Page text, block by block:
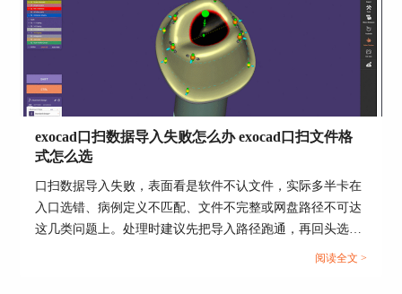
要回到项目源数据本身去查。exocad官方性能说明
里提到，DentalCAD的输入是统一坐标系下的三角
网格数据，设计质量和输出精度本身就受扫描数据
质量与几何属性限制。所以当前端扫描或原始网格
本身有比例问题时，后面导出再正确，尺寸也不会
自动变对。
三、exocad尺寸偏差先查什么
真正省时间的做法，不是导出一遍又一遍地试，而
是按固定顺序把尺寸偏差缩到某一层。先查exocad
导出设置，再查接收端单位，最后才查原始数据，
这样通常很快就能找到问题落点。
exocad口扫数据导入失败怎么办 exocad口扫文件格
式怎么选
口扫数据导入失败，表面看是软件不认文件，实际多半卡在
入口选错、病例定义不匹配、文件不完整或网盘路径不可达
这几类问题上。处理时建议先把导入路径跑通，再回头选对
文件格式与打包方式，这样排错会更快，也能避免后续咬合
阅读全文 >